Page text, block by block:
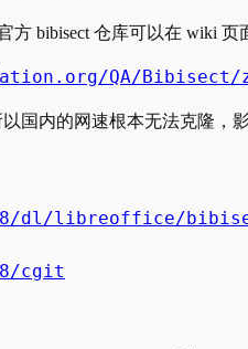
方 bibisect 仓库可以在 wiki 页
QA/Bibisect/
国内的网速根本无法克隆
dl/libreoffice/
cgit